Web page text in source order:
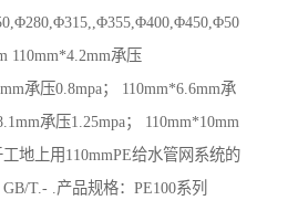
110mm*4.2mm承压
承压0.8mpa； 110mm*6.6mm承
承压1.25mpa； 110mm*10mm
地上用110mmPE给水管网系统的
T.- .产品规格：PE100系列